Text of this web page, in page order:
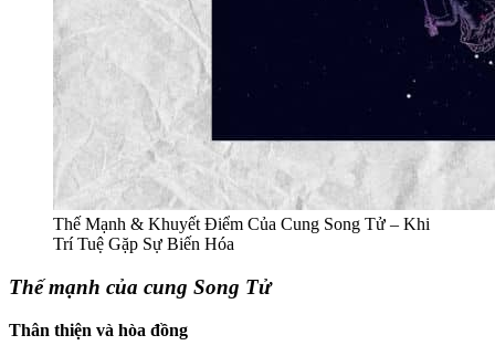
Thế Mạnh & Khuyết Điểm Của Cung Song Tử – Khi
Trí Tuệ Gặp Sự Biến Hóa
Thế mạnh của cung Song Tử
Thân thiện và hòa đồng